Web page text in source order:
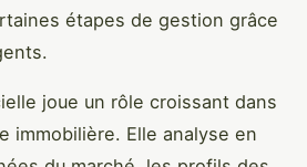
étapes de gestion grâce
joue un rôle croissant dans
immobilière. Elle analyse en